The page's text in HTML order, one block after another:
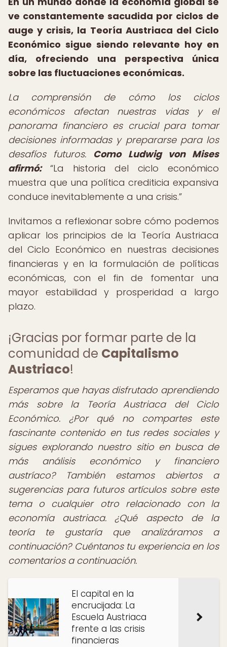
ve constantemente sacudida por ciclos de
auge y crisis, la Teoría Austriaca del Ciclo
Económico sigue siendo relevante hoy en
día, ofreciendo una perspectiva única
sobre las fluctuaciones económicas.
La comprensión de cómo los ciclos
económicos afectan nuestras vidas y el
panorama financiero es crucial para tomar
decisiones informadas y prepararse para los
desafíos futuros. Como Ludwig von Mises
afirmó:
La historia del ciclo económico
muestra que una política crediticia expansiva
conduce inevitablemente a una crisis.
Invitamos a reflexionar sobre cómo podemos
aplicar los principios de la Teoría Austriaca
del Ciclo Económico en nuestras decisiones
financieras y en la formulación de políticas
económicas, con el fin de fomentar una
mayor estabilidad y prosperidad a largo
plazo.
¡Gracias por formar parte de la
comunidad de Capitalismo
Austriaco!
Esperamos que hayas disfrutado aprendiendo
más sobre la Teoría Austriaca del Ciclo
Económico. ¿Por qué no compartes este
fascinante contenido en tus redes sociales y
sigues explorando nuestro sitio en busca de
más análisis económico y financiero
austríaco? También estamos abiertos a
sugerencias para futuros artículos sobre este
tema o cualquier otro relacionado con la
economía austriaca. ¿Qué aspecto de la
teoría te gustaría que analizáramos a
continuación? Cuéntanos tu experiencia en los
comentarios a continuación.
El capital en la
encrucijada: La
Escuela Austriaca
frente a las crisis
financieras